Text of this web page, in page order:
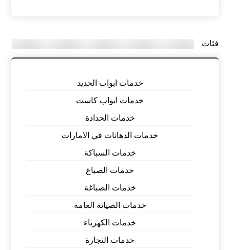
فئات
خدمات ابواب الحديد
خدمات ابواب كاست
خدمات الحدادة
خدمات الدهانات في الامارات
خدمات السباكة
خدمات الصباغ
خدمات الصباغة
خدمات الصيانة العامة
خدمات الكهرباء
خدمات النجارة